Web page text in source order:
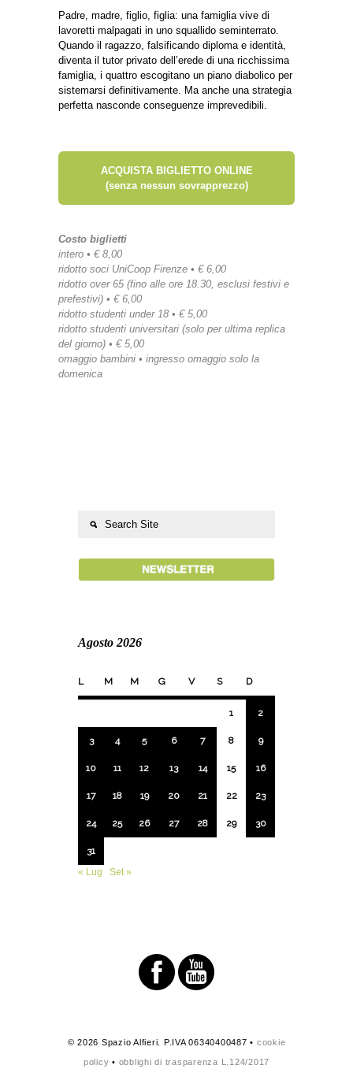
Padre, madre, figlio, figlia: una famiglia vive di
lavoretti malpagati in uno squallido seminterrato.
Quando il ragazzo, falsificando diploma e identità,
diventa il tutor privato dell’erede di una ricchissima
famiglia, i quattro escogitano un piano diabolico per
sistemarsi definitivamente. Ma anche una strategia
perfetta nasconde conseguenze imprevedibili.
ACQUISTA BIGLIETTO ONLINE
(senza nessun sovrapprezzo)
Costo biglietti
intero • € 8,00
ridotto soci UniCoop Firenze • € 6,00
ridotto over 65 (fino alle ore 18.30, esclusi festivi e
prefestivi) • € 6,00
ridotto studenti under 18 • € 5,00
ridotto studenti universitari (solo per ultima replica
del giorno) • € 5,00
omaggio bambini • ingresso omaggio solo la
domenica
Agosto 2026
L M M G V S D
1 2
3 4 5 6 7 8 9
10 11 12 13 14 15 16
17 18 19 20 21 22 23
24 25 26 27 28 29 30
31
« Lug
Set »
© 2026 Spazio Alfieri. P.IVA 06340400487 • cookie
policy • obblighi di trasparenza L.124/2017